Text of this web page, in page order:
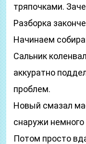
тряпочками.
Разборка
Начинаем
Сальник
аккуратно
проблем.
Новый смазал
снаружи
Потом просто